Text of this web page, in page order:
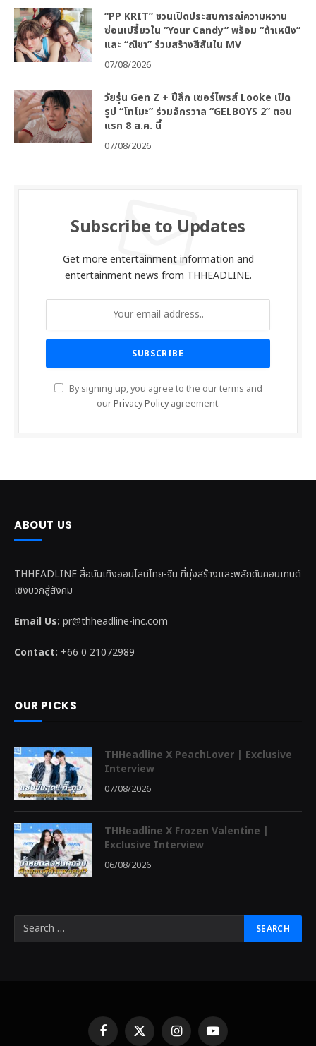
“PP KRIT” ชวนเปิดประสบการณ์ความหวาน
ซ่อนเปรี้ยวใน “Your Candy” พร้อม “ต้าเหนิง”
และ “ณิชา” ร่วมสร้างสีสันใน MV
07/08/2026
วัยรุ่น Gen Z + ปีลึก เซอร์ไพรส์ Looke เปิด
รูป “โทโมะ” ร่วมจักรวาล “GELBOYS 2” ตอน
แรก 8 ส.ค. นี้
07/08/2026
Subscribe to Updates
Get more entertainment information and
entertainment news from THHEADLINE.
By signing up, you agree to the our terms and
ourPrivacy Policyagreement.
ABOUT US
THHEADLINE สื่อบันเทิงออนไลน์ไทย-จีน ที่มุ่งสร้างและพลักดันคอนเทนต์
เชิงบวกสู่สังคม
Email Us: pr@thheadline-inc.com
Contact: +66 0 21072989
OUR PICKS
THHeadline X PeachLover | Exclusive
Interview
07/08/2026
THHeadline X Frozen Valentine |
Exclusive Interview
06/08/2026
FacebookX
InstagramYouTube